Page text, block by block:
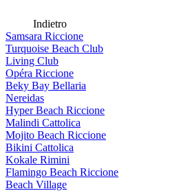
Indietro
Samsara Riccione
Turquoise Beach Club
Living Club
Opéra Riccione
Beky Bay Bellaria
Nereidas
Hyper Beach Riccione
Malindi Cattolica
Mojito Beach Riccione
Bikini Cattolica
Kokale Rimini
Flamingo Beach Riccione
Beach Village